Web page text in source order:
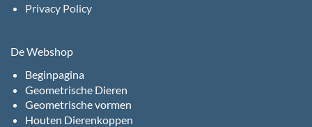
Privacy Policy
De Webshop
Beginpagina
Geometrische Dieren
Geometrische vormen
Houten Dierenkoppen